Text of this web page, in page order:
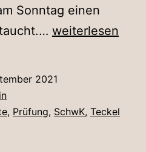
Sonntag einen
Motte
der
weiterlesen
2021
, Prüfung, SchwK, Teckel